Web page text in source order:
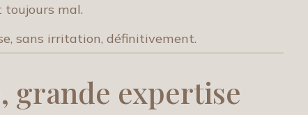
mal.
sans irritation, définitivement.
grande expertise